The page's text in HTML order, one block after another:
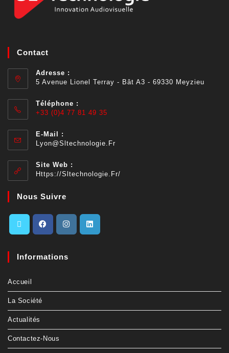
Contact
Adresse :
5 Avenue Lionel Terray - Bât A3 - 69330 Meyzieu
Téléphone :
+33 (0)4 77 81 49 35
E-Mail :
Lyon@sltechnologie.fr
Site Web :
Https://sltechnologie.fr/
Nous Suivre
Informations
Accueil
La Société
Actualités
Contactez-Nous